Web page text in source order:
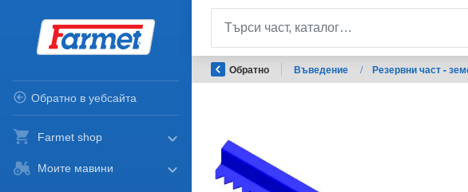
Обратно в уебсайта
Farmet shop
Моите мавини
Обратно Въведение / Резервни част -